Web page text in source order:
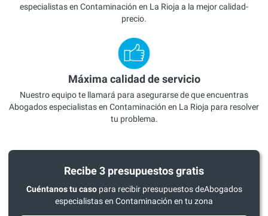
especialistas en Contaminación en La Rioja a la mejor calidad-
precio.
Máxima calidad de servicio
Nuestro equipo te llamará para asegurarse de que encuentras
Abogados especialistas en Contaminación en La Rioja para resolver
tu problema.
Recibe 3 presupuestos gratis
Cuéntanos tu casopara recibir presupuestos deAbogados
especialistas en Contaminación en tu zona